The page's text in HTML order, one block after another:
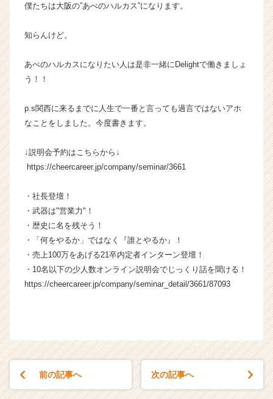
僕たちは大阪の”あべのハルカス”になります。
知らんけど。
あべのハルカスになりたい人は是非一緒にDelightで働きましょ
う！！
p.s関西に来るまでに人生で一番と言っても過言ではないアホ
なことをしました。今度書きます。
↓説明会予約はこちらから↓
https://cheercareer.jp/company/seminar/3661
・社長登壇！
・武器は"営業力"！
・歴史に名を残そう！
・「何をやるか」ではなく『誰とやるか』！
・売上100万をあげる21卒内定者インターン登壇！
・10名以下の少人数オンライン説明会でじっくり話を聞ける！
https://cheercareer.jp/company/seminar_detail/3661/87093
前の記事へ 次の記事へ